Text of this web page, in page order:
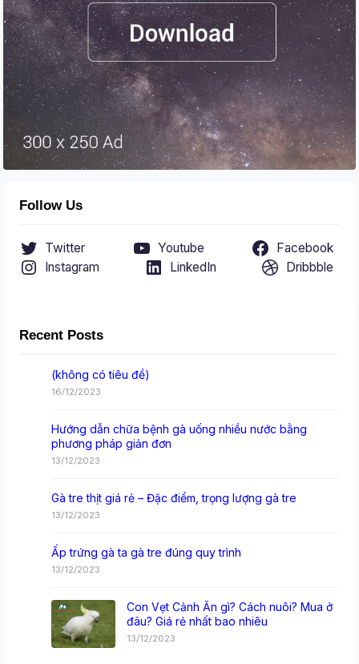
Follow Us
Twitter Youtube
Facebook
Instagram
LinkedIn Dribbble
Recent Posts
(không có tiêu đề)
16/12/2023
Hướng dẫn chữa bệnh gà uống nhiều nước bằng
phương pháp giản đơn
13/12/2023
Gà tre thịt giá rẻ – Đặc điểm, trọng lượng gà tre
13/12/2023
Ấp trứng gà ta gà tre đúng quy trình
13/12/2023
Con Vẹt Cảnh Ăn gì? Cách nuôi? Mua ở
đâu? Giá rẻ nhất bao nhiêu
13/12/2023